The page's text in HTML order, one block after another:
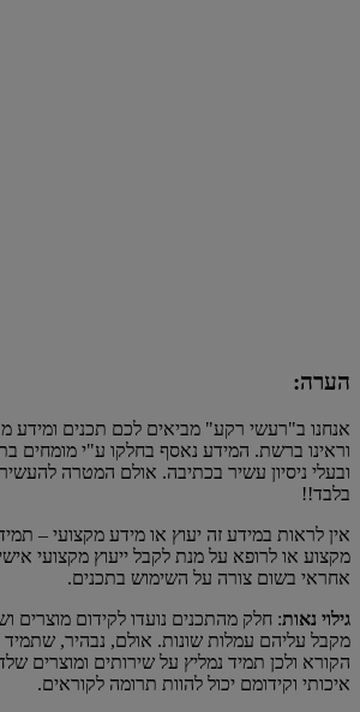
הערה:
אנחנו ב"רעשי רקע" מביאים לכם תכנים ומידע
וראינו ברשת. המידע נאסף בחלקו ע"י מומחים
ובעלי ניסיון עשיר בכתיבה. אולם המטרה
בלבד!!
אין לראות במידע זה יעוץ או מידע מקצועי –
מקצוע או לרופא על מנת לקבל ייעוץ מקצועי
אחראי בשום צורה על השימוש בתכנים.
גילוי נאות: חלק מהתכנים נועדו לקידום מוצרים
מקבל עליהם עמלות שונות. אולם, נבהיר, שתמיד
הקורא ולכן תמיד נמליץ על שירותים ומוצרים
איכותי וקידומם יכול להוות תרומה לקוראים.